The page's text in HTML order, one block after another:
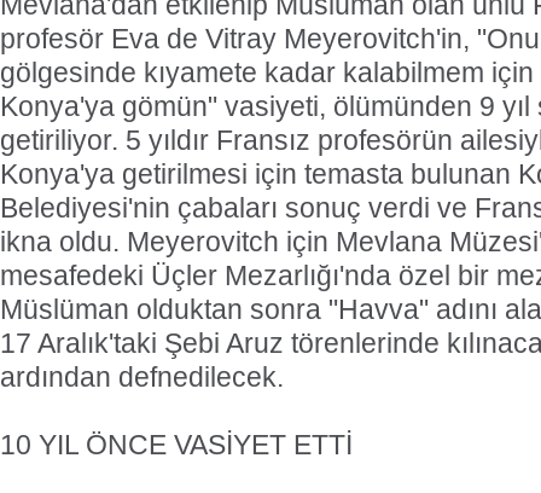
profesör Eva de Vitray Meyerovitch'in,
gölgesinde kıyamete kadar kalabilmem
Konya'ya gömün" vasiyeti, ölümünden 9
getiriliyor. 5 yıldır Fransız profesörün
Konya'ya getirilmesi için temasta bulunan
Belediyesi'nin çabaları sonuç verdi ve
ikna oldu. Meyerovitch için Mevlana
mesafedeki Üçler Mezarlığı'nda özel bir
Müslüman olduktan sonra "Havva" adını
17 Aralık'taki Şebi Aruz törenlerinde
ardından defnedilecek.
10 YIL ÖNCE VASİYET ETTİ